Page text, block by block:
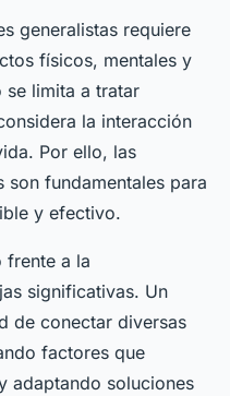
generalistas requiere
físicos, mentales y
se limita a tratar
la interacción
Por ello, las
son fundamentales para
y efectivo.
frente a la
significativas. Un
de conectar diversas
factores que
adaptando soluciones